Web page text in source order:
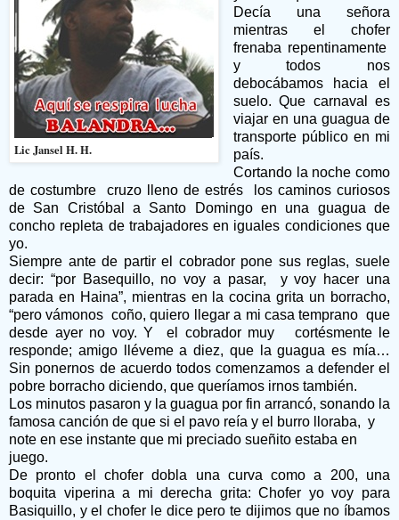
Lic Jansel H. H.
Decía una señora
mientras el chofer
frenaba repentinamente
y todos nos
debocábamos hacia el
suelo. Que carnaval es
viajar en una guagua de
transporte público en mi
país.
Cortando la noche como
de costumbre
cruzo lleno de estrés
los caminos curiosos
de San Cristóbal a Santo Domingo en una guagua de
concho repleta de trabajadores en iguales condiciones que
yo.
Siempre ante de partir el cobrador pone sus reglas, suele
decir: “por Basequillo, no voy a pasar,
y voy hacer una
parada en Haina”, mientras en la cocina grita un borracho,
“pero vámonos coño, quiero llegar a mi casa temprano que
desde ayer no voy. Y
el cobrador muy
cortésmente le
responde; amigo lléveme a diez, que la guagua es mía…
Sin ponernos de acuerdo todos comenzamos a defender el
pobre borracho diciendo, que queríamos irnos también.
Los minutos pasaron y la guagua por fin arrancó, sonando la
famosa canción de que si el pavo reía y el burro lloraba, y
note en ese instante que mi preciado sueñito estaba en
juego.
De pronto el chofer dobla una curva como a 200, una
boquita viperina a mi derecha grita: Chofer yo voy para
Basiquillo, y el chofer le dice pero te dijimos que no íbamos